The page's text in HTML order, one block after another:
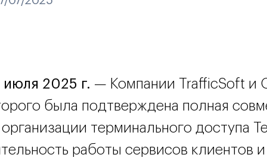
июля 2025 г. — Компании TrafficSoft и
была подтверждена полная
терминального доступа
работы сервисов клиентов